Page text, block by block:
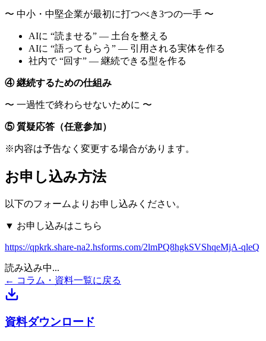
〜 中小・中堅企業が最初に打つべき3つの一手 〜
AIに “読ませる” — 土台を整える
AIに “語ってもらう” — 引用される実体を作る
社内で “回す” — 継続できる型を作る
④ 継続するための仕組み
〜 一過性で終わらせないために 〜
⑤ 質疑応答（任意参加）
※内容は予告なく変更する場合があります。
お申し込み方法
以下のフォームよりお申し込みください。
▼ お申し込みはこちら
https://qpkrk.share-na2.hsforms.com/2lmPQ8hgkSVShqeMjA-qleQ
読み込み中...
← コラム・資料一覧に戻る
資料ダウンロード